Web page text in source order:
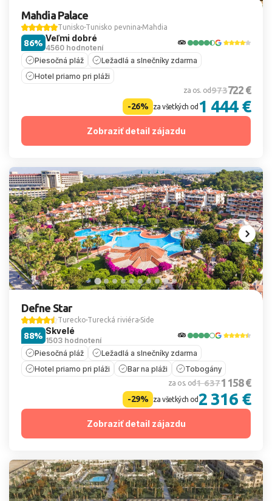
Mahdia Palace
Tunisko Tunisko pevnina Mahdia
Veľmi dobré
4560 hodnotení
86%
Piesočná pláž
Ležadlá a slnečníky zdarma
Hotel priamo pri pláži
za os. od973722 €
-26% za všetkých od 1 444 €
Zobraziť detail zájazdu
Defne Star
Turecko Turecká riviéra Side
Skvelé
1503 hodnotení
88%
Piesočná pláž
Ležadlá a slnečníky zdarma
Hotel priamo pri pláži
Bar na pláži Tobogány
za os. od1 6371 158 €
-29% za všetkých od2 316 €
Zobraziť detail zájazdu